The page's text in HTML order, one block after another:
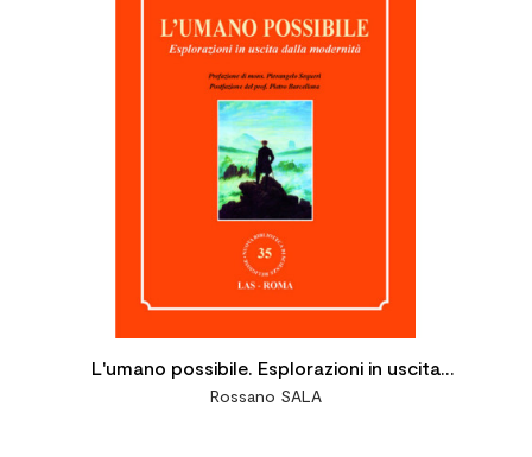
L'umano possibile. Esplorazioni in uscita
dalla modernità
Rossano SALA